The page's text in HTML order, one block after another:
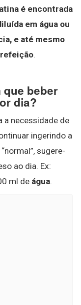
é encontrada
em água ou
e até mesmo
.
que beber
dia?
a necessidade de
ingerindo a
sugere-
ao dia. Ex:
ml de água.